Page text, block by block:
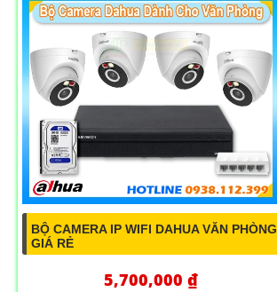
BỘ CAMERA IP WIFI DAHUA VĂN PHÒNG
GIÁ RẺ
5,700,000 ₫